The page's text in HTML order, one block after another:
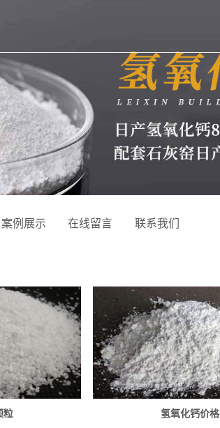
案例展示 在线留言 联系我们
粒 氢氧化钙价格